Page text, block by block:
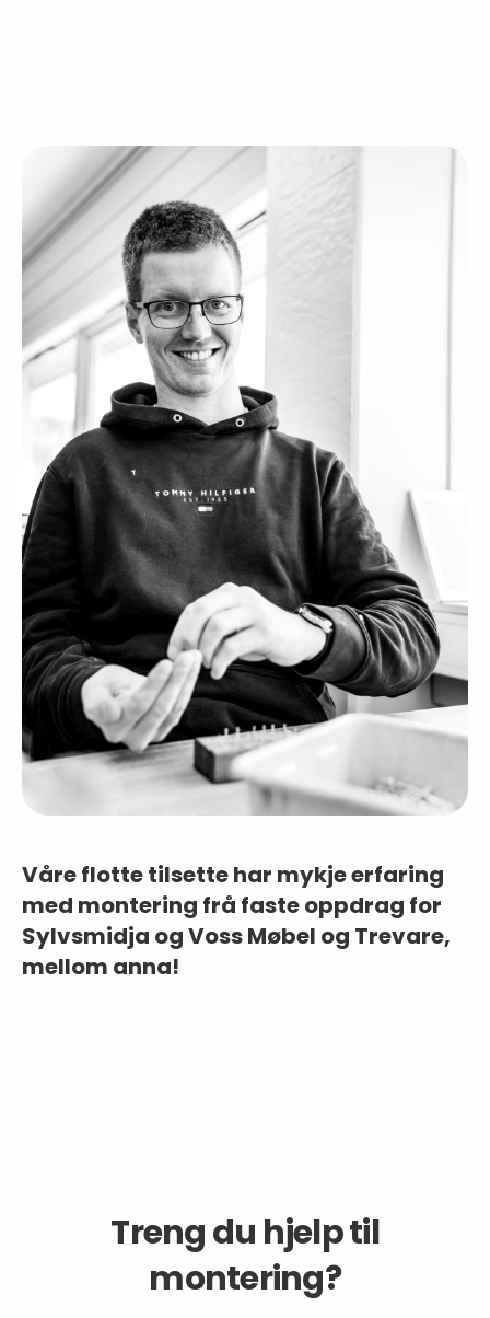
Våre flotte tilsette har mykje erfaring
med montering frå faste oppdrag for
Sylvsmidja og Voss Møbel og Trevare,
mellom anna!
Treng du hjelp til
montering?